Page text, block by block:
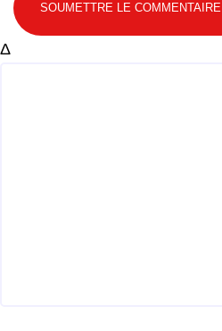
SOUMETTRE LE COMMENTAIRE
Δ